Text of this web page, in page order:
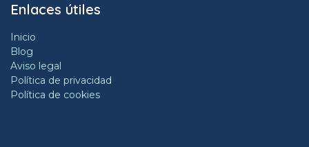
Enlaces útiles
Inicio
Blog
Aviso legal
Política de privacidad
Política de cookies